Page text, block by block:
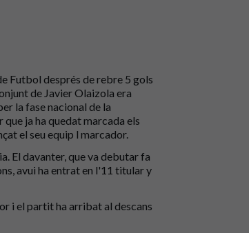
Futbol després de rebre 5 gols
de Javier Olaizola era
la fase nacional de la
ja ha quedat marcada els
el seu equip l marcador.
El davanter, que va debutar fa
avui ha entrat en l'11 titular y
i el partit ha arribat al descans